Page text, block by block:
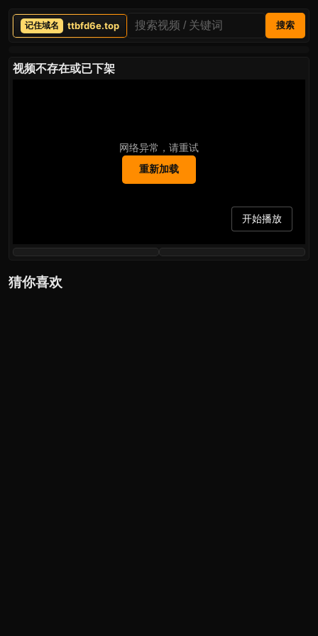
ttbfd6e.top 搜索
视频不存在或已下架
网络异常，请重试
重新加载
开始播放
猜你喜欢